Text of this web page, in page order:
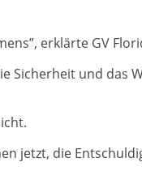
erklärte GV
und
jetzt, die